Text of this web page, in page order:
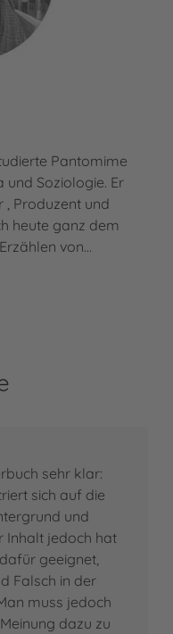
Pantomime
und Soziologie. Er
Produzent und
heute ganz dem
von…
sehr klar:
sich auf die
und
Inhalt jedoch hat
geeignet,
Falsch in der
muss jedoch
dazu zu